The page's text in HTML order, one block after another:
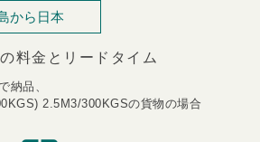
から日本
料金とリードタイム​
納品、
2.5M3/300KGSの貨物の場合​